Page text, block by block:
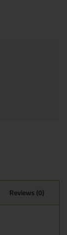
Reviews (0)